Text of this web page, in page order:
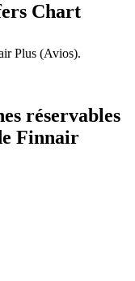
Chart
Plus (Avios).
réservables
Finnair